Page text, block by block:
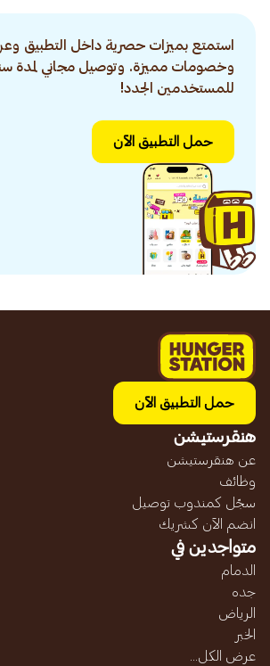
استمتع بميزات حصرية داخل التطبيق
وخصومات مميزة. وتوصيل مجاني لمدة
للمستخدمين الجدد!
حمل التطبيق الآن
حمل التطبيق الآن
هنقرستيشن
عن هنقرستيشن
وظائف
سجّل كمندوب توصيل
انضم الآن كشريك
متواجدين في
الدمام
جده
الرياض
الخبر
عرض الكل...